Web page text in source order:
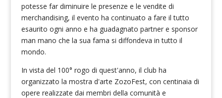
potesse far diminuire le presenze e le vendite di
merchandising, il evento ha continuato a fare il tutto
esaurito ogni anno e ha guadagnato partner e sponsor
man mano che la sua fama si diffondeva in tutto il
mondo.
In vista del 100° rogo di quest'anno, il club ha
organizzato la mostra d'arte ZozoFest, con centinaia di
opere realizzate dai membri della comunità e